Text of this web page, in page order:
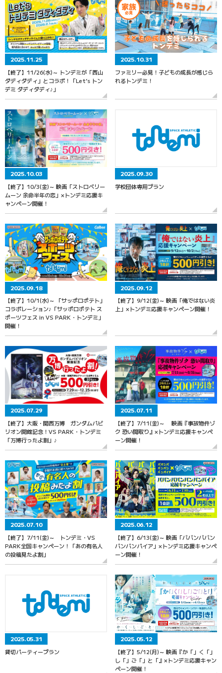
2025.11.25
【終了】11/26(水)～ トンデミが「西山
ダディダディ」とコラボ！「Let’s トン
デミ ダディダディ♪」
2025.10.31
ファミリー必見！子どもの成長が感じら
れるトンデミ！
2025.10.03
【終了】10/3(金)～ 映画「ストロベリー
ムーン 余命半年の恋」×トンデミ応援キ
ャンペーン開催！
2025.09.30
学校団体専用プラン
2025.09.18
【終了】10/1(水)～ 「サッポロポテト」
コラボレーション♪「サッポロポテト ス
ポーツフェス in VS PARK・トンデミ」
開催！
2025.09.12
【終了】9/12(金)～ 映画「俺ではない炎
上」×トンデミ応援キャンペーン開催！
2025.07.29
【終了】大阪・関西万博 ガンダムパビ
リオン開館記念！VS PARK・トンデミ
「万博行ったよ割」♪
2025.07.11
【終了】7/11(金)～ 映画『事故物件ゾ
ク 恐い間取り』×トンデミ応援キャンペ
ーン開催！
2025.07.10
【終了】7/11(金)～ トンデミ・VS
PARK全国キャンペーン！「あの有名人
の投稿見たよ割」
2025.06.12
【終了】6/13(金)～ 映画「ババンババン
バンバンパイア」×トンデミ応援キャンペ
ーン開催！
2025.05.31
貸切パーティープラン
2025.05.12
【終了】5/12(月)～ 映画『か「」く「」
し「」ご「」と「』×トンデミ応援キャン
ペーン開催！